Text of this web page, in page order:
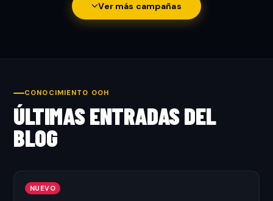
Ver más campañas
CONOCIMIENTO OOH
ÚLTIMAS ENTRADAS DEL
BLOG
NUEVO